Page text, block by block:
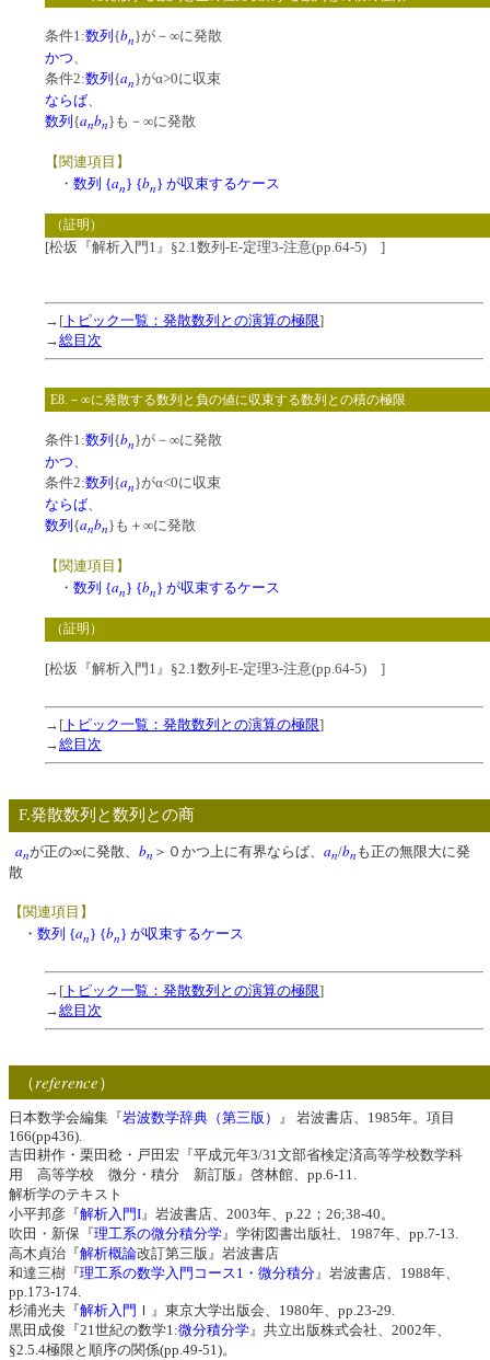
条件1:数列 {bn}が－∞に発散
かつ
条件2:数列 {an}がα>0に収束
ならば
数列{anbn}も－∞に発散
【関連項目】
・ 数列 {an} {bn} が収束するケース
（証明）
[松坂『解析入門1』§2.1数列-E-定理3-注意(pp.64-5) ]
→[ トピック一覧：発散数列との演算の極限]
→総目次
E8.－∞に発散する数列と負の値に収束する数列との積の極限
条件1:数列 {bn}が－∞に発散
かつ
条件2:数列 {an}がα<0に収束
ならば
数列{anbn}も＋∞に発散
【関連項目】
・ 数列 {an} {bn} が収束するケース
（証明）
[松坂『解析入門1』§2.1数列-E-定理3-注意(pp.64-5) ]
→[ トピック一覧：発散数列との演算の極限]
→総目次
F.発散数列と数列との商
anが正の∞に発散、 bn ＞０かつ上に有界ならば、 an/bn も正の無限大に発
散
【関連項目】
・ 数列 {an} {bn} が収束するケース
→[ トピック一覧：発散数列との演算の極限]
→総目次
（reference）
日本数学会編集『岩波数学辞典（第三版） 』 岩波書店、1985年。項目
166(pp436).
吉田耕作・栗田稔・戸田宏『平成元年3/31文部省検定済高等学校数学科
用 高等学校 微分・積分 新訂版』啓林館、pp.6-11.
解析学のテキスト
小平邦彦『解析入門I』岩波書店、2003年、p.22；26;38-40。
吹田・新保『理工系の微分積分学』学術図書出版社、1987年、pp.7-13.
高木貞治『解析概論改訂第三版』岩波書店
和達三樹『理工系の数学入門コース1・微分積分』岩波書店、1988年、
pp.173-174.
杉浦光夫『解析入門 Ｉ』東京大学出版会、1980年、pp.23-29.
黒田成俊『21世紀の数学1:微分積分学』共立出版株式会社、2002年、
§2.5.4極限と順序の関係(pp.49-51)。